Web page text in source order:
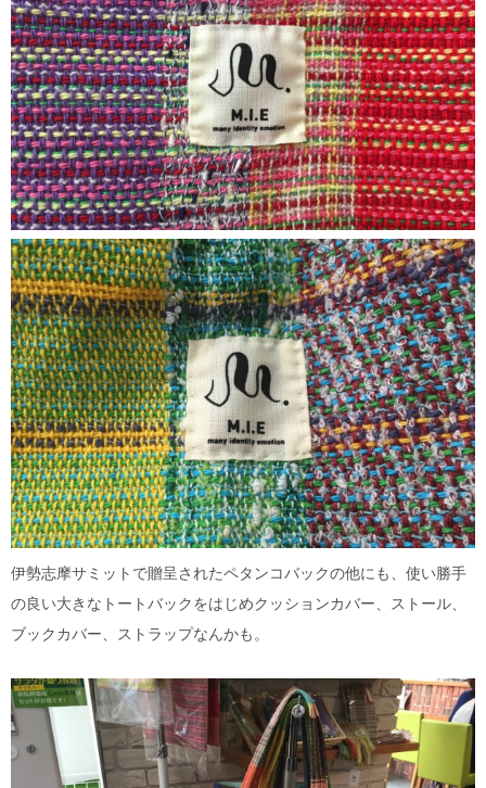
伊勢志摩サミットで贈呈されたペタンコバックの他にも、使い勝手
の良い大きなトートバックをはじめクッションカバー、ストール、
ブックカバー、ストラップなんかも。